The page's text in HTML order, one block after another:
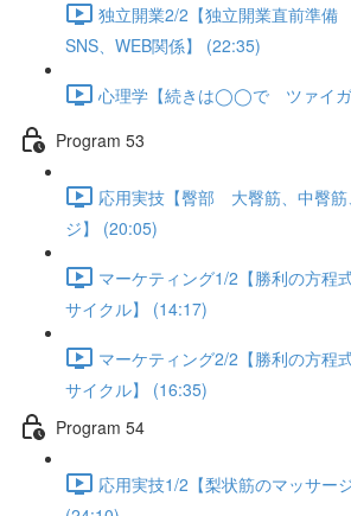
独立開業2/2【独立開業直前準
SNS、WEB関係】 (22:35)
心理学【続きは◯◯で ツァイガ
Program 53
応用実技【臀部 大臀筋、中臀筋
ジ】 (20:05)
マーケティング1/2【勝利の方
サイクル】 (14:17)
マーケティング2/2【勝利の方
サイクル】 (16:35)
Program 54
応用実技1/2【梨状筋のマッサー